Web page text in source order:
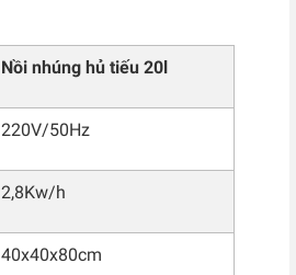
Nồi nhúng hủ tiếu 20l
220V/50Hz
2,8Kw/h
40x40x80cm